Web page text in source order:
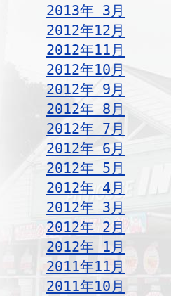
2013年 3月
2012年12月
2012年11月
2012年10月
2012年 9月
2012年 8月
2012年 7月
2012年 6月
2012年 5月
2012年 4月
2012年 3月
2012年 2月
2012年 1月
2011年11月
2011年10月